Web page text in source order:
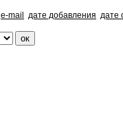
e-mail дате добавления дате